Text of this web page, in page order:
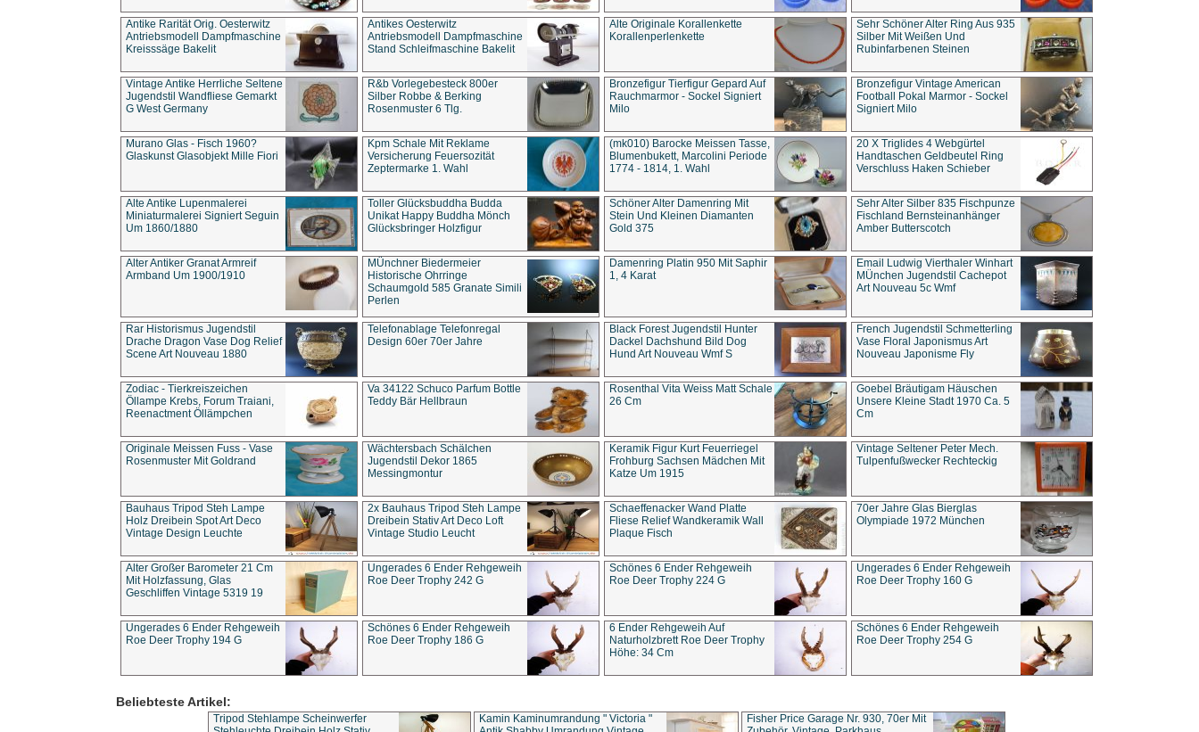
Antike Rarität Orig. Oesterwitz
Antriebsmodell Dampfmaschine
Kreisssäge Bakelit
Antikes Oesterwitz
Antriebsmodell Dampfmaschine
Stand Schleifmaschine Bakelit
Alte Originale Korallenkette
Korallenperlenkette
Sehr Schöner Alter Ring Aus 935
Silber Mit Weißen Und
Rubinfarbenen Steinen
Vintage Antike Herrliche Seltene
Jugendstil Wandfliese Gemarkt
G West Germany
R&b Vorlegebesteck 800er
Silber Robbe & Berking
Rosenmuster 6 Tlg.
Bronzefigur Tierfigur Gepard Auf
Rauchmarmor - Sockel Signiert
Milo
Bronzefigur Vintage American
Football Pokal Marmor - Sockel
Signiert Milo
Murano Glas - Fisch 1960?
Glaskunst Glasobjekt Mille Fiori
Kpm Schale Mit Reklame
Versicherung Feuersozität
Zeptermarke 1. Wahl
(mk010) Barocke Meissen Tasse,
Blumenbukett, Marcolini Periode
1774 - 1814, 1. Wahl
20 X Triglides 4 Webgürtel
Handtaschen Geldbeutel Ring
Verschluss Haken Schieber
Alte Antike Lupenmalerei
Miniaturmalerei Signiert Seguin
Um 1860/1880
Toller Glücksbuddha Budda
Unikat Happy Buddha Mönch
Glücksbringer Holzfigur
Schöner Alter Damenring Mit
Stein Und Kleinen Diamanten
Gold 375
Sehr Alter Silber 835 Fischpunze
Fischland Bernsteinanhänger
Amber Butterscotch
Alter Antiker Granat Armreif
Armband Um 1900/1910
MÜnchner Biedermeier
Historische Ohrringe
Schaumgold 585 Granate Simili
Perlen
Damenring Platin 950 Mit Saphir
1, 4 Karat
Email Ludwig Vierthaler Winhart
MÜnchen Jugendstil Cachepot
Art Nouveau 5c Wmf
Rar Historismus Jugendstil
Drache Dragon Vase Dog Relief
Scene Art Nouveau 1880
Telefonablage Telefonregal
Design 60er 70er Jahre
Black Forest Jugendstil Hunter
Dackel Dachshund Bild Dog
Hund Art Nouveau Wmf S
French Jugendstil Schmetterling
Vase Floral Japonismus Art
Nouveau Japonisme Fly
Zodiac - Tierkreiszeichen
Öllampe Krebs, Forum Traiani,
Reenactment Öllämpchen
Va 34122 Schuco Parfum Bottle
Teddy Bär Hellbraun
Rosenthal Vita Weiss Matt Schale
26 Cm
Goebel Bräutigam Häuschen
Unsere Kleine Stadt 1970 Ca. 5
Cm
Originale Meissen Fuss - Vase
Rosenmuster Mit Goldrand
Wächtersbach Schälchen
Jugendstil Dekor 1865
Messingmontur
Keramik Figur Kurt Feuerriegel
Frohburg Sachsen Mädchen Mit
Katze Um 1915
Vintage Seltener Peter Mech.
Tulpenfußwecker Rechteckig
Bauhaus Tripod Steh Lampe
Holz Dreibein Spot Art Deco
Vintage Design Leuchte
2x Bauhaus Tripod Steh Lampe
Dreibein Stativ Art Deco Loft
Vintage Studio Leucht
Schaeffenacker Wand Platte
Fliese Relief Wandkeramik Wall
Plaque Fisch
70er Jahre Glas Bierglas
Olympiade 1972 München
Alter Großer Barometer 21 Cm
Mit Holzfassung, Glas
Geschliffen Vintage 5319 19
Ungerades 6 Ender Rehgeweih
Roe Deer Trophy 242 G
Schönes 6 Ender Rehgeweih
Roe Deer Trophy 224 G
Ungerades 6 Ender Rehgeweih
Roe Deer Trophy 160 G
Ungerades 6 Ender Rehgeweih
Roe Deer Trophy 194 G
Schönes 6 Ender Rehgeweih
Roe Deer Trophy 186 G
6 Ender Rehgeweih Auf
Naturholzbrett Roe Deer Trophy
Höhe: 34 Cm
Schönes 6 Ender Rehgeweih
Roe Deer Trophy 254 G
Beliebteste Artikel:
Tripod Stehlampe Scheinwerfer
Kamin Kaminumrandung " Victoria "
Fisher Price Garage Nr. 930, 70er Mit